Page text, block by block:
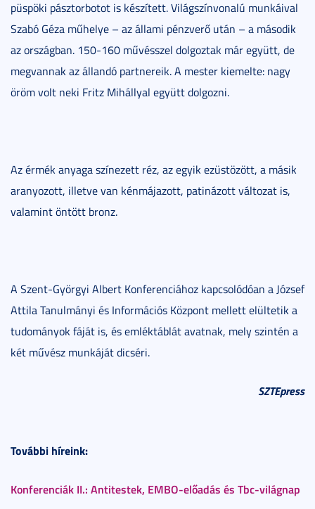
püspöki pásztorbotot is készített. Világszínvonalú munkáival
Szabó Géza műhelye – az állami pénzverő után – a második
az országban. 150-160 művésszel dolgoztak már együtt, de
megvannak az állandó partnereik. A mester kiemelte: nagy
öröm volt neki Fritz Mihállyal együtt dolgozni.
Az érmék anyaga színezett réz, az egyik ezüstözött, a másik
aranyozott, illetve van kénmájazott, patinázott változat is,
valamint öntött bronz.
A Szent-Györgyi Albert Konferenciához kapcsolódóan a József
Attila Tanulmányi és Információs Központ mellett elültetik a
tudományok fáját is, és emléktáblát avatnak, mely szintén a
két művész munkáját dicséri.
SZTEpress
További híreink:
Konferenciák II.: Antitestek, EMBO-előadás és Tbc-világnap